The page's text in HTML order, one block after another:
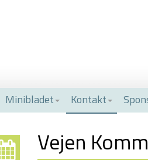
Minibladet Kontakt
Vejen